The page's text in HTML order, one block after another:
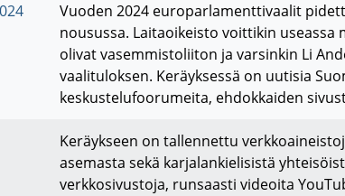
Vuoden 2024 europarlamenttivaalit
nousussa. Laitaoikeisto voittikin useassa
olivat vasemmistoliiton ja varsinkin Li
vaalituloksen. Keräyksessä on uutisia
keskustelufoorumeita, ehdokkaiden
Keräykseen on tallennettu
asemasta sekä karjalankielisistä
verkkosivustoja, runsaasti videoita